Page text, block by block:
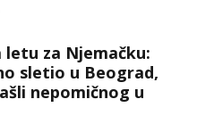
letu za Njemačku:
sletio u Beograd,
nepomičnog u